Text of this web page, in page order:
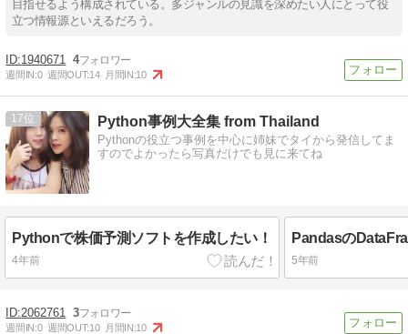
目指せるよう構成されている。多ジャンルの見識を深めたい人にとって役
立つ情報源といえるだろう。
1940671 4
週間IN:0 週間OUT:14 月間IN:10
17 Python事例大全集 from Thailand
Pythonの役立つ事例を中心に姉妹でタイから発信してま
すのでよかったら写真だけでも見に来てね
Pythonで株価予測ソフトを作成したい！
4年前 5年前
2062761 3
週間IN:0 週間OUT:10 月間IN:10